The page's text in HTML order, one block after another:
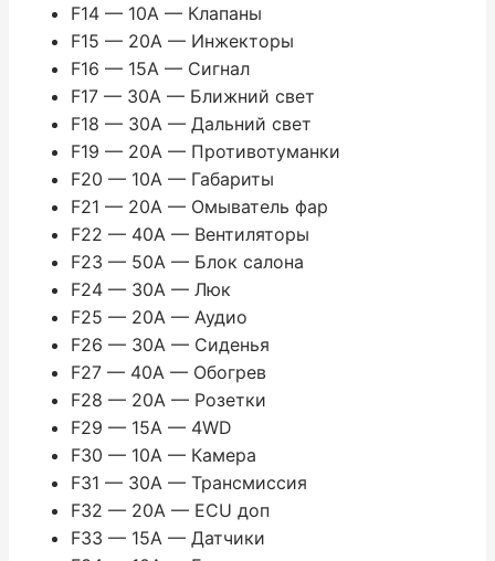
F14 — 10A — Клапаны
F15 — 20A — Инжекторы
F16 — 15A — Сигнал
F17 — 30A — Ближний свет
F18 — 30A — Дальний свет
F19 — 20A — Противотуманки
F20 — 10A — Габариты
F21 — 20A — Омыватель фар
F22 — 40A — Вентиляторы
F23 — 50A — Блок салона
F24 — 30A — Люк
F25 — 20A — Аудио
F26 — 30A — Сиденья
F27 — 40A — Обогрев
F28 — 20A — Розетки
F29 — 15A — 4WD
F30 — 10A — Камера
F31 — 30A — Трансмиссия
F32 — 20A — ECU доп
F33 — 15A — Датчики